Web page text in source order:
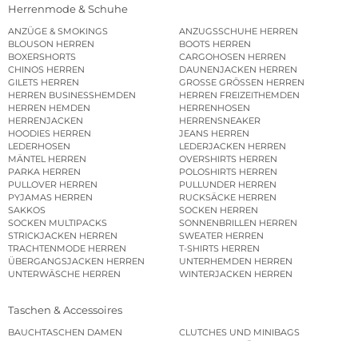
Herrenmode & Schuhe
ANZÜGE & SMOKINGS
ANZUGSSCHUHE HERREN
BLOUSON HERREN
BOOTS HERREN
BOXERSHORTS
CARGOHOSEN HERREN
CHINOS HERREN
DAUNENJACKEN HERREN
GILETS HERREN
GROSSE GRÖSSEN HERREN
HERREN BUSINESSHEMDEN
HERREN FREIZEITHEMDEN
HERREN HEMDEN
HERRENHOSEN
HERRENJACKEN
HERRENSNEAKER
HOODIES HERREN
JEANS HERREN
LEDERHOSEN
LEDERJACKEN HERREN
MÄNTEL HERREN
OVERSHIRTS HERREN
PARKA HERREN
POLOSHIRTS HERREN
PULLOVER HERREN
PULLUNDER HERREN
PYJAMAS HERREN
RUCKSÄCKE HERREN
SAKKOS
SOCKEN HERREN
SOCKEN MULTIPACKS
SONNENBRILLEN HERREN
STRICKJACKEN HERREN
SWEATER HERREN
TRACHTENMODE HERREN
T-SHIRTS HERREN
ÜBERGANGSJACKEN HERREN
UNTERHEMDEN HERREN
UNTERWÄSCHE HERREN
WINTERJACKEN HERREN
Taschen & Accessoires
BAUCHTASCHEN DAMEN
CLUTCHES UND MINIBAGS